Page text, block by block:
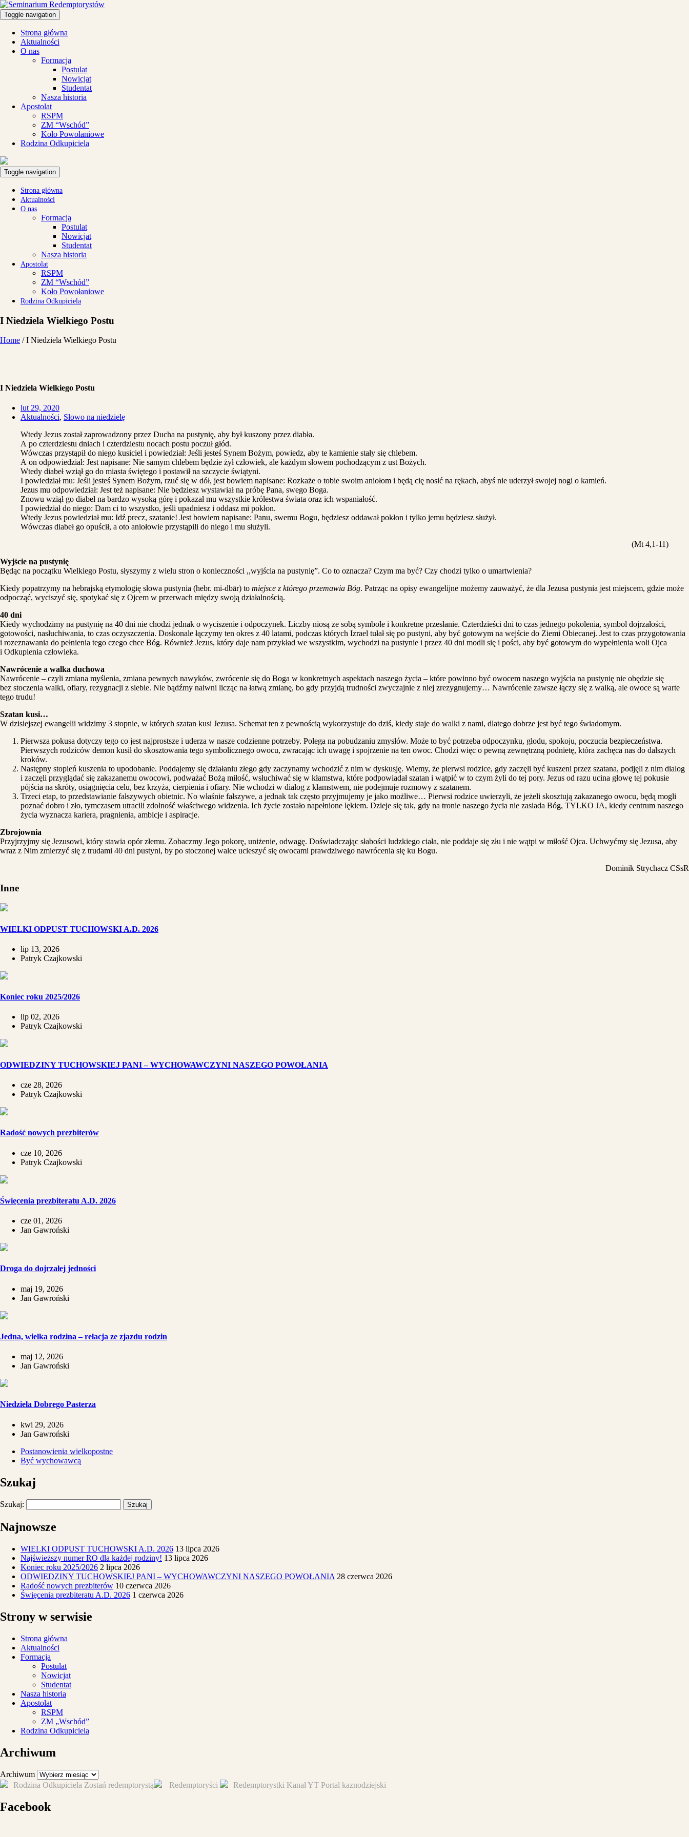
Toggle navigation
Strona główna
Aktualności
O nas
Formacja
Postulat
Nowicjat
Studentat
Nasza historia
Apostolat
RSPM
ZM “Wschód”
Koło Powołaniowe
Rodzina Odkupiciela
Toggle navigation
Strona główna
Aktualności
O nas
Formacja
Postulat
Nowicjat
Studentat
Nasza historia
Apostolat
RSPM
ZM “Wschód”
Koło Powołaniowe
Rodzina Odkupiciela
I Niedziela Wielkiego Postu
Home / I Niedziela Wielkiego Postu
I Niedziela Wielkiego Postu
lut 29, 2020
Aktualności, Słowo na niedzielę
Wtedy Jezus został zaprowadzony przez Ducha na pustynię, aby był kuszony przez diabła.
A po czterdziestu dniach i czterdziestu nocach postu poczuł głód.
Wówczas przystąpił do niego kusiciel i powiedział: Jeśli jesteś Synem Bożym, powiedz, aby te kamienie stały się chlebem.
A on odpowiedział: Jest napisane: Nie samym chlebem będzie żył człowiek, ale każdym słowem pochodzącym z ust Bożych.
Wtedy diabeł wziął go do miasta świętego i postawił na szczycie świątyni.
I powiedział mu: Jeśli jesteś Synem Bożym, rzuć się w dół, jest bowiem napisane: Rozkaże o tobie swoim aniołom i będą cię nosić na rękach, abyś nie uderzył swojej nogi o kamień.
Jezus mu odpowiedział: Jest też napisane: Nie będziesz wystawiał na próbę Pana, swego Boga.
Znowu wziął go diabeł na bardzo wysoką górę i pokazał mu wszystkie królestwa świata oraz ich wspaniałość.
I powiedział do niego: Dam ci to wszystko, jeśli upadniesz i oddasz mi pokłon.
Wtedy Jezus powiedział mu: Idź precz, szatanie! Jest bowiem napisane: Panu, swemu Bogu, będziesz oddawał pokłon i tylko jemu będziesz służył.
Wówczas diabeł go opuścił, a oto aniołowie przystąpili do niego i mu służyli.
(Mt 4,1-11)
Wyjście na pustynię
Będąc na początku Wielkiego Postu, słyszymy z wielu stron o konieczności ,,wyjścia na pustynię”. Co to oznacza? Czym ma być? Czy chodzi tylko o umartwienia?
Kiedy popatrzymy na hebrajską etymologię słowa pustynia (hebr. mi-dbār) to miejsce z którego przemawia Bóg. Patrząc na opisy ewangelijne możemy zauważyć, że dla Jezusa pustynia jest miejscem, gdzie może
odpocząć, wyciszyć się, spotykać się z Ojcem w przerwach między swoją działalnością.
40 dni
Kiedy wychodzimy na pustynię na 40 dni nie chodzi jednak o wyciszenie i odpoczynek. Liczby niosą ze sobą symbole i konkretne przesłanie. Czterdzieści dni to czas jednego pokolenia, symbol dojrzałości,
gotowości, nasłuchiwania, to czas oczyszczenia. Doskonale łączymy ten okres z 40 latami, podczas których Izrael tułał się po pustyni, aby być gotowym na wejście do Ziemi Obiecanej. Jest to czas przygotowania
i rozeznawania do pełnienia tego czego chce Bóg. Również Jezus, który daje nam przykład we wszystkim, wychodzi na pustynie i przez 40 dni modli się i pości, aby być gotowym do wypełnienia woli Ojca
i Odkupienia człowieka.
Nawrócenie a walka duchowa
Nawrócenie – czyli zmiana myślenia, zmiana pewnych nawyków, zwrócenie się do Boga w konkretnych aspektach naszego życia – które powinno być owocem naszego wyjścia na pustynię nie obędzie się
bez stoczenia walki, ofiary, rezygnacji z siebie. Nie bądźmy naiwni licząc na łatwą zmianę, bo gdy przyjdą trudności zwyczajnie z niej zrezygnujemy… Nawrócenie zawsze łączy się z walką, ale owoce są warte
tego trudu!
Szatan kusi…
W dzisiejszej ewangelii widzimy 3 stopnie, w których szatan kusi Jezusa. Schemat ten z pewnością wykorzystuje do dziś, kiedy staje do walki z nami, dlatego dobrze jest być tego świadomym.
Pierwsza pokusa dotyczy tego co jest najprostsze i uderza w nasze codzienne potrzeby. Polega na pobudzaniu zmysłów. Może to być potrzeba odpoczynku, głodu, spokoju, poczucia bezpieczeństwa.
Pierwszych rodziców demon kusił do skosztowania tego symbolicznego owocu, zwracając ich uwagę i spojrzenie na ten owoc. Chodzi więc o pewną zewnętrzną podnietę, która zachęca nas do dalszych
kroków.
Następny stopień kuszenia to upodobanie. Poddajemy się działaniu złego gdy zaczynamy wchodzić z nim w dyskusję. Wiemy, że pierwsi rodzice, gdy zaczęli być kuszeni przez szatana, podjęli z nim dialog
i zaczęli przyglądać się zakazanemu owocowi, podważać Bożą miłość, wsłuchiwać się w kłamstwa, które podpowiadał szatan i wątpić w to czym żyli do tej pory. Jezus od razu ucina głowę tej pokusie
pójścia na skróty, osiągnięcia celu, bez krzyża, cierpienia i ofiary. Nie wchodzi w dialog z kłamstwem, nie podejmuje rozmowy z szatanem.
Trzeci etap, to przedstawianie fałszywych obietnic. No właśnie fałszywe, a jednak tak często przyjmujemy je jako możliwe… Pierwsi rodzice uwierzyli, że jeżeli skosztują zakazanego owocu, będą mogli
poznać dobro i zło, tymczasem utracili zdolność właściwego widzenia. Ich życie zostało napełnione lękiem. Dzieje się tak, gdy na tronie naszego życia nie zasiada Bóg, TYLKO JA, kiedy centrum naszego
życia wyznacza kariera, pragnienia, ambicje i aspiracje.
Zbrojownia
Przyjrzyjmy się Jezusowi, który stawia opór złemu. Zobaczmy Jego pokorę, uniżenie, odwagę. Doświadczając słabości ludzkiego ciała, nie poddaje się złu i nie wątpi w miłość Ojca. Uchwyćmy się Jezusa, aby
wraz z Nim zmierzyć się z trudami 40 dni pustyni, by po stoczonej walce ucieszyć się owocami prawdziwego nawrócenia się ku Bogu.
Dominik Strychacz CSsR
Inne
WIELKI ODPUST TUCHOWSKI A.D. 2026
lip 13, 2026
Patryk Czajkowski
Koniec roku 2025/2026
lip 02, 2026
Patryk Czajkowski
ODWIEDZINY TUCHOWSKIEJ PANI – WYCHOWAWCZYNI NASZEGO POWOŁANIA
cze 28, 2026
Patryk Czajkowski
Radość nowych prezbiterów
cze 10, 2026
Patryk Czajkowski
Święcenia prezbiteratu A.D. 2026
cze 01, 2026
Jan Gawroński
Droga do dojrzałej jedności
maj 19, 2026
Jan Gawroński
​Jedna, wielka rodzina – relacja ze zjazdu rodzin
maj 12, 2026
Jan Gawroński
Niedziela Dobrego Pasterza
kwi 29, 2026
Jan Gawroński
Postanowienia wielkopostne
Być wychowawcą
Szukaj
Szukaj:
Najnowsze
WIELKI ODPUST TUCHOWSKI A.D. 2026 13 lipca 2026
Najświeższy numer RO dla każdej rodziny! 13 lipca 2026
Koniec roku 2025/2026 2 lipca 2026
ODWIEDZINY TUCHOWSKIEJ PANI – WYCHOWAWCZYNI NASZEGO POWOŁANIA 28 czerwca 2026
Radość nowych prezbiterów 10 czerwca 2026
Święcenia prezbiteratu A.D. 2026 1 czerwca 2026
Strony w serwisie
Strona główna
Aktualności
Formacja
Postulat
Nowicjat
Studentat
Nasza historia
Apostolat
RSPM
ZM „Wschód”
Rodzina Odkupiciela
Archiwum
Archiwum
Rodzina Odkupiciela Zostań redemptorystą Redemptoryści Redemptorystki Kanał YT Portal kaznodziejski
Facebook